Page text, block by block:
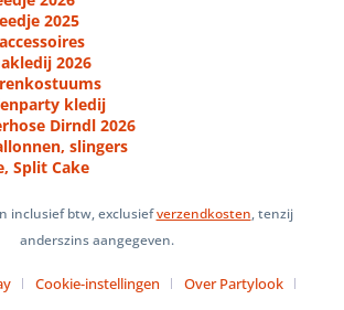
2025
2026
kledij
Dirndl 2026
slingers
Split Cake
inclusief btw, exclusiefverzendkosten, tenzij
anderszins aangegeven.
Cookie-instellingen
Over Partylook